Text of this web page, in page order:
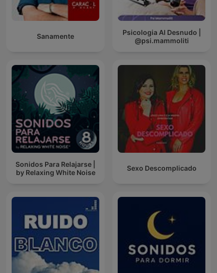
Sanamente
Psicologia Al Desnudo |
@psi.mammoliti
Sonidos Para Relajarse |
by Relaxing White Noise
Sexo Descomplicado